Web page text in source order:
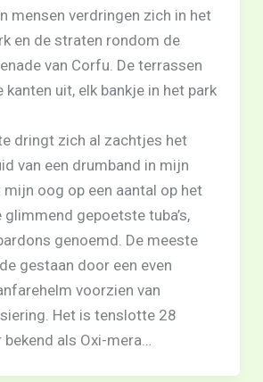
mensen verdringen zich in het
en de straten rondom de
van Corfu. De terrassen
kanten uit, elk bankje in het park
dringt zich al zachtjes het
van een drumband in mijn
mijn oog op een aantal op het
gepoetste tuba’s,
genoemd. De meeste
gestaan door een even
voorzien van
Het is tenslotte 28
bekend als Oxi-mera…